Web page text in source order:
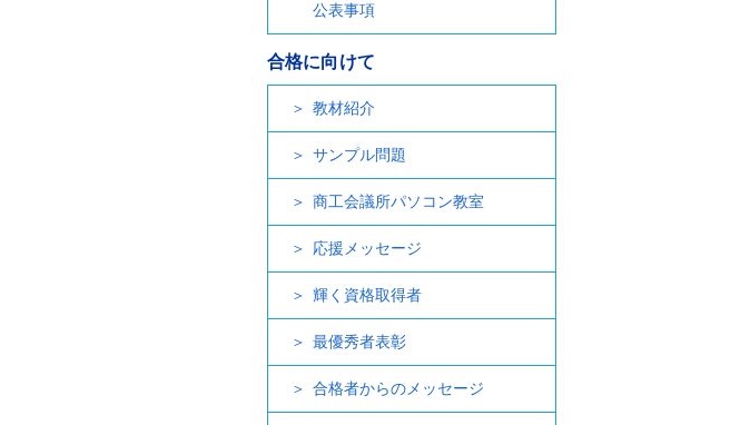
公表事項
合格に向けて
教材紹介
サンプル問題
商工会議所パソコン教室
応援メッセージ
輝く資格取得者
最優秀者表彰
合格者からのメッセージ